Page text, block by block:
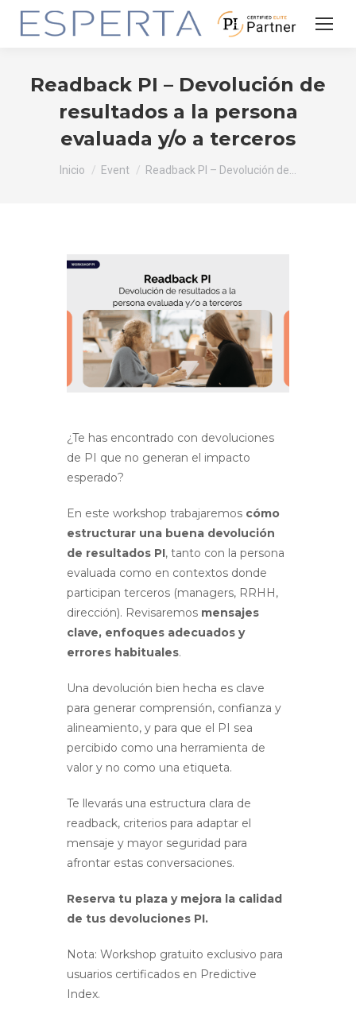
Readback PI – Devolución de
resultados a la persona
evaluada y/o a terceros
Estás aquí:
Inicio Event Readback PI – Devolución de…
¿Te has encontrado con devoluciones
de PI que no generan el impacto
esperado?
En este workshop trabajaremos cómo
estructurar una buena devolución
de resultados PI, tanto con la persona
evaluada como en contextos donde
participan terceros (managers, RRHH,
dirección). Revisaremos mensajes
clave, enfoques adecuados y
errores habituales.
Una devolución bien hecha es clave
para generar comprensión, confianza y
alineamiento, y para que el PI sea
percibido como una herramienta de
valor y no como una etiqueta.
Te llevarás una estructura clara de
readback, criterios para adaptar el
mensaje y mayor seguridad para
afrontar estas conversaciones.
Reserva tu plaza y mejora la calidad
de tus devoluciones PI.
Nota: Workshop gratuito exclusivo para
usuarios certificados en Predictive
Index.